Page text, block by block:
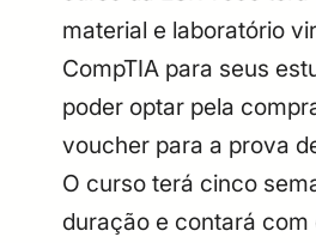
material e laboratório
CompTIA para seus
poder optar pela
voucher para a prova
O curso terá cinco
duração e contará